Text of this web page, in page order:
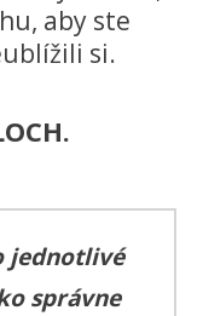
aby ste
si.
jednotlivé
správne